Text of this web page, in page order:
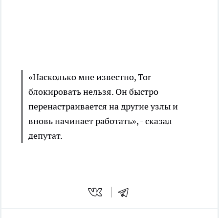
«Насколько мне известно, Tor
блокировать нельзя. Он быстро
перенастраивается на другие узлы и
вновь начинает работать», - сказал
депутат.